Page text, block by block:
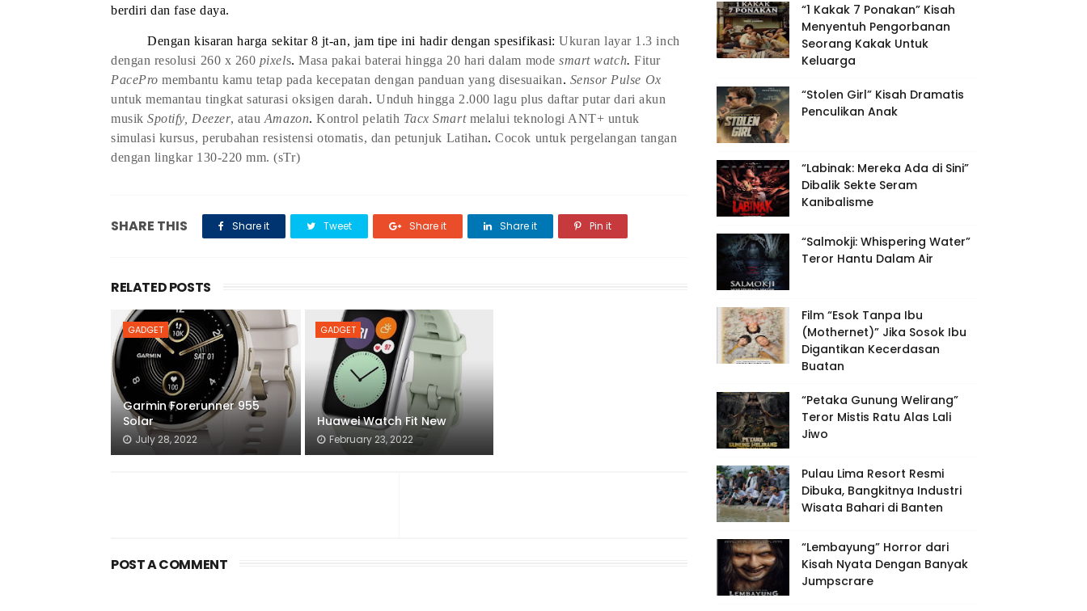
berdiri dan fase daya.
Dengan kisaran harga sekitar 8 jt-an, jam tipe ini hadir dengan spesifikasi:Ukuran layar 1.3 inch
dengan resolusi 260 x 260 pixels.Masa pakai baterai hingga 20 hari dalam modesmart watch. Fitur
PacePro membantukamu tetap pada kecepatan dengan panduan yang disesuaikan. Sensor Pulse Ox
untuk memantau tingkat saturasi oksigen darah.Unduh hingga 2.000 lagu plus daftar putar dari akun
musikSpotify, Deezer, atau Amazon.Kontrol pelatih Tacx Smartmelalui teknologi ANT+ untuk
simulasi kursus, perubahan resistensi otomatis, dan petunjuk Latihan.Cocok untuk pergelangan tangan
dengan lingkar 130-220 mm. (sTr)
SHARE THIS Share it Tweet Share it Share it Pin it
RELATED POSTS
GADGET
Garmin Forerunner 955
Solar
July 28, 2022
GADGET
Huawei Watch Fit New
February 23, 2022
POST A COMMENT
“1 Kakak 7 Ponakan” Kisah
Menyentuh Pengorbanan
Seorang Kakak Untuk
Keluarga
“Stolen Girl” Kisah Dramatis
Penculikan Anak
“Labinak: Mereka Ada di Sini”
Dibalik Sekte Seram
Kanibalisme
“Salmokji: Whispering Water”
Teror Hantu Dalam Air
Film “Esok Tanpa Ibu
(Mothernet)” Jika Sosok Ibu
Digantikan Kecerdasan
Buatan
“Petaka Gunung Welirang”
Teror Mistis Ratu Alas Lali
Jiwo
Pulau Lima Resort Resmi
Dibuka, Bangkitnya Industri
Wisata Bahari di Banten
“Lembayung” Horror dari
Kisah Nyata Dengan Banyak
Jumpscrare